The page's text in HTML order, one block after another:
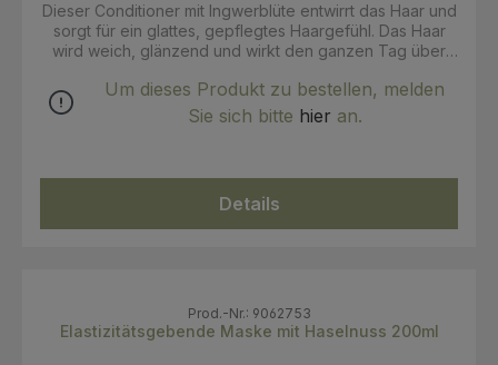
Dieser Conditioner mit Ingwerblüte entwirrt das Haar und
sorgt für ein glattes, gepflegtes Haargefühl. Das Haar
wird weich, glänzend und wirkt den ganzen Tag über
für glattes Haar ergänzt der Conditioner die
Pflegeroutine und unterstützt ein glattes, gepflegtes
Um dieses Produkt zu bestellen, melden
Sie sich bitte hier an.
Details
Prod.-Nr.: 9062753
Elastizitätsgebende Maske mit Haselnuss 200ml